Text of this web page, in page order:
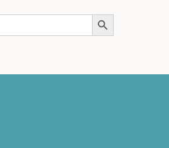
Search Button